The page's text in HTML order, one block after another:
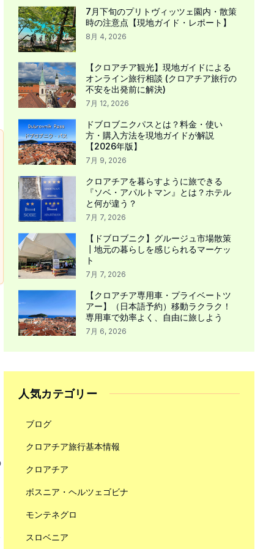
7月下旬のプリトヴィッツェ園内・散策
時の注意点【現地ガイド・レポート】
8月 4, 2026
【クロアチア観光】現地ガイドによる
オンライン旅行相談 (クロアチア旅行の
不安を出発前に解決)
7月 12, 2026
ドブロブニクパスとは？料金・使い
方・購入方法を現地ガイドが解説
【2026年版】
7月 9, 2026
クロアチアを暮らすように旅できる
『ソベ・アパルトマン』とは？ホテル
と何が違う？
7月 7, 2026
【ドブロブニク】グルージュ市場散策
┃地元の暮らしを感じられるマーケッ
ト
7月 7, 2026
【クロアチア専用車・プライベートツ
アー】（日本語予約）移動ラクラク！
専用車で効率よく、自由に旅しよう
7月 6, 2026
人気カテゴリー
ブログ
クロアチア旅行基本情報
クロアチア
ボスニア・ヘルツェゴビナ
モンテネグロ
スロベニア